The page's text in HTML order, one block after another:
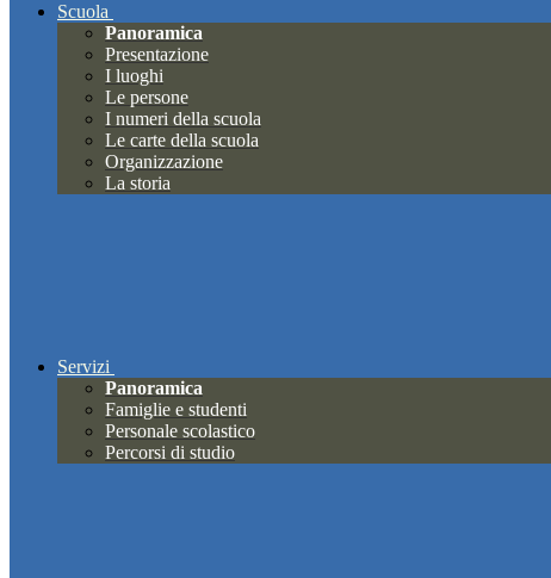
Scuola
Panoramica
Presentazione
I luoghi
Le persone
I numeri della scuola
Le carte della scuola
Organizzazione
La storia
Servizi
Panoramica
Famiglie e studenti
Personale scolastico
Percorsi di studio